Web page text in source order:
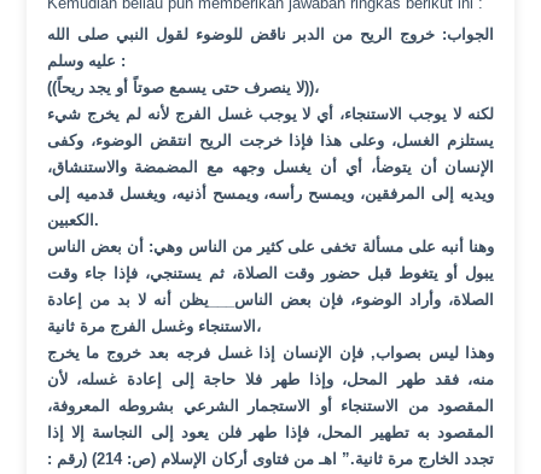
الجواب: خروج الريح من الدبر ناقض للوضوء لقول النبي صلى الله
عليه وسلم :
((لا ينصرف حتى يسمع صوتاً أو يجد ريحاً))،
لكنه لا يوجب الاستنجاء، أي لا يوجب غسل الفرج لأنه لم يخرج شيء
يستلزم الغسل، وعلى هذا فإذا خرجت الريح انتقض الوضوء، وكفى
الإنسان أن يتوضأ، أي أن يغسل وجهه مع المضمضة والاستنشاق،
ويديه إلى المرفقين، ويمسح رأسه، ويمسح أذنيه، ويغسل قدميه إلى
الكعبين.
وهنا أنبه على مسألة تخفى على كثير من الناس وهي: أن بعض الناس
يبول أو يتغوط قبل حضور وقت الصلاة، ثم يستنجي، فإذا جاء وقت
الصلاة، وأراد الوضوء، فإن بعض الناس___يظن أنه لا بد من إعادة
الاستنجاء وغسل الفرج مرة ثانية،
وهذا ليس بصواب, فإن الإنسان إذا غسل فرجه بعد خروج ما يخرج
منه، فقد طهر المحل، وإذا طهر فلا حاجة إلى إعادة غسله، لأن
المقصود من الاستنجاء أو الاستجمار الشرعي بشروطه المعروفة،
المقصود به تطهير المحل، فإذا طهر فلن يعود إلى النجاسة إلا إذا
تجدد الخارج مرة ثانية.” اهـ من فتاوى أركان الإسلام (ص: 214) (رقم :